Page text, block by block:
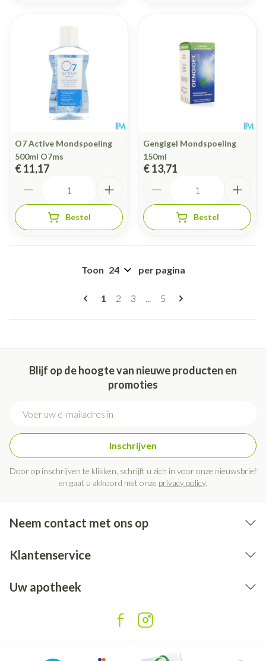
O7 Active Mondspoeling
500ml O7ms
€ 11,17
Bestel
Gengigel Mondspoeling
150ml
€ 13,71
Bestel
Pagina's
U lees momenteel pagina
1 Pagina
2 Pagina
3 ... Pagina
5
Toon per pagina
Blijf op de hoogte van nieuwe producten en
promoties
Inschrijven
Door op inschrijven te klikken, schrijft u zich in voor onze nieuwsbrief
en gaat u akkoord met onze privacy policy.
Neem contact met ons op
Klantenservice
Uw apotheek